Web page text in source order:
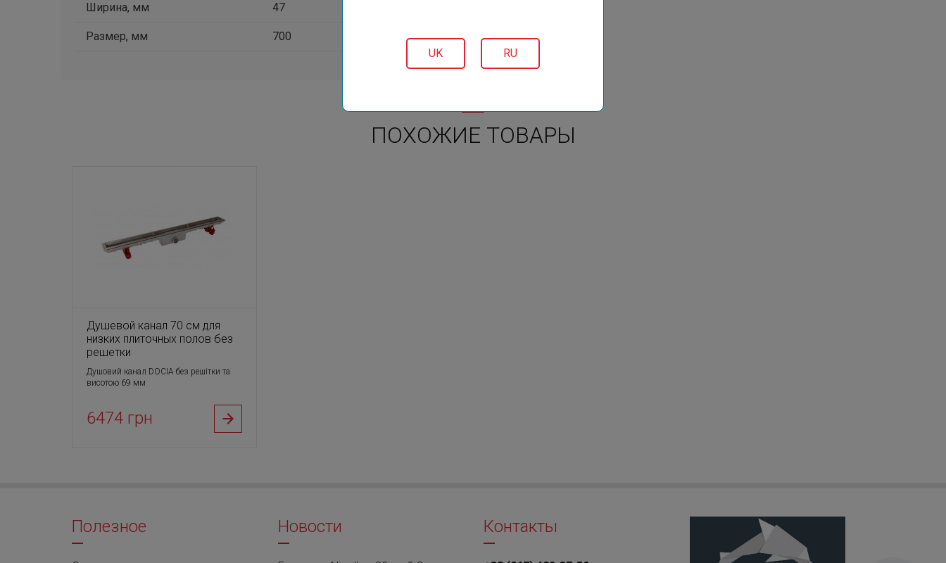
UK RU
Ширина, мм 47
Размер, мм 700
ПОХОЖИЕ ТОВАРЫ
Душевой канал 70 см для
низких плиточных полов без
решетки
Душовий канал DOCIА без решітки та
висотою 69 мм
6474 грн
Полезное Новости Контакты